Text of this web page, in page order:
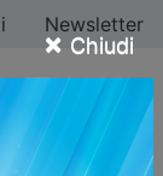
× Chiudi
Newsletter